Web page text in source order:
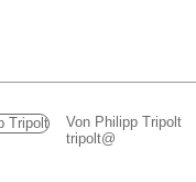
Von Philipp Tripolt
tripolt@